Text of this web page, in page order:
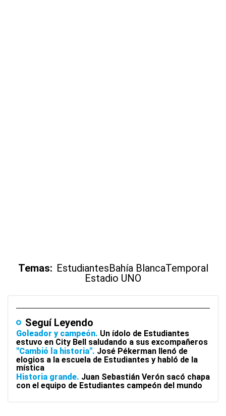
Temas: EstudiantesBahía BlancaTemporal
Estadio UNO
Seguí Leyendo
Goleador y campeón Un ídolo de Estudiantes
estuvo en City Bell saludando a sus excompañeros
"Cambió la historia" José Pékerman llenó de
elogios a la escuela de Estudiantes y habló de la
mística
Historia grande Juan Sebastián Verón sacó chapa
con el equipo de Estudiantes campeón del mundo